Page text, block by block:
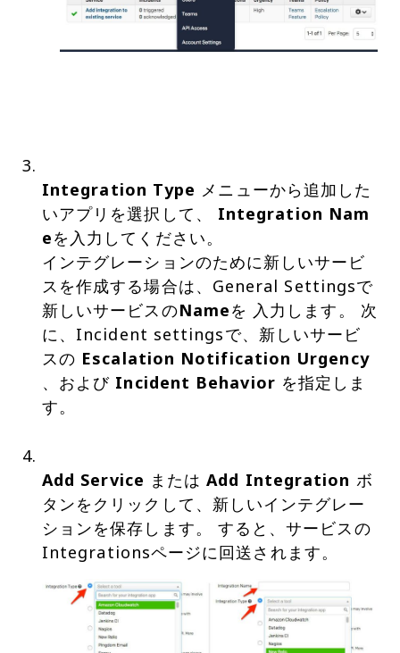
Integration Type メニューから追加した
いアプリを選択して、 Integration Nam
eを入力してください。
インテグレーションのために新しいサービ
スを作成する場合は、General Settingsで
新しいサービスのNameを 入力します。 次
に、Incident settingsで、新しいサービ
スの Escalation Notification Urgency
、および Incident Behavior を指定しま
す。
Add Service またはAdd Integration ボ
タンをクリックして、新しいインテグレー
ションを保存します。 すると、サービスの